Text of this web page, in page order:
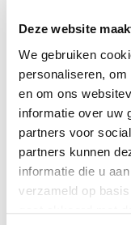
Deze website
We gebruiken
personaliseren,
en om ons
informatie over uw
partners voor
partners kunnen
informatie die u
verzameld op
Van KRO naar
Wonen in een oude
het voormalig